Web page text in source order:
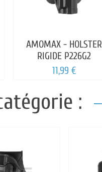
AMOMAX - HOLSTER
RIGIDE P226G2
11,99 €
: